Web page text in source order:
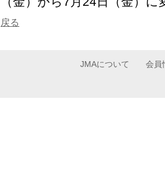
戻る
JMAについて 会員